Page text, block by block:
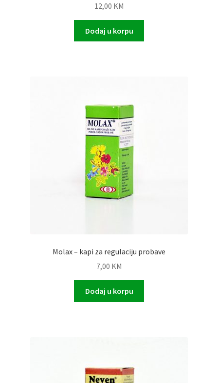
12,00 KM
Dodaj u korpu
Molax – kapi za regulaciju probave
7,00 KM
Dodaj u korpu